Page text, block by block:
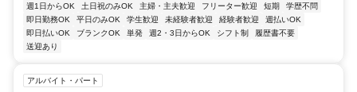
週1日からOK 土日祝のみOK 主婦・主夫歓迎 フリーター歓迎 短期
学歴不問
即日勤務OK
平日のみOK 学生歓迎 未経験者歓迎 経験者歓迎
週払いOK
即日払いOK
ブランクOK 単発 週2・3日からOK シフト制
履歴書不要
送迎あり
アルバイト・パート